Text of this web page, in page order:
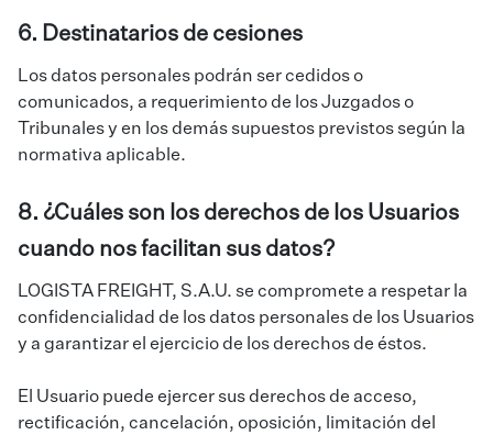
6. Destinatarios de cesiones
Los datos personales podrán ser cedidos o
comunicados, a requerimiento de los Juzgados o
Tribunales y en los demás supuestos previstos según la
normativa aplicable.
8. ¿Cuáles son los derechos de los Usuarios
cuando nos facilitan sus datos?
LOGISTA FREIGHT, S.A.U. se compromete a respetar la
confidencialidad de los datos personales de los Usuarios
y a garantizar el ejercicio de los derechos de éstos.
El Usuario puede ejercer sus derechos de acceso,
rectificación, cancelación, oposición, limitación del